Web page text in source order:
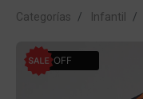
Categorías Infantil
10% OFF